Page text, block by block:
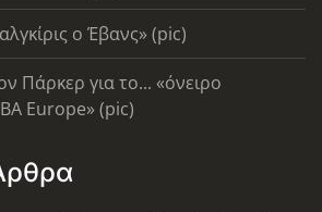
ο Έβανς» (pic)
Πάρκερ για το... «όνειρο
Europe» (pic)